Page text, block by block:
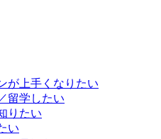
が上手くなりたい
留学したい
りたい
い